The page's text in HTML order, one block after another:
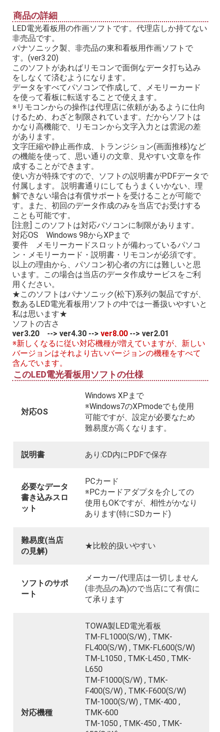
商品の詳細
LED電光看板用の作画ソフトです。代理店しか持てない
非売品です。
パナソニック製、非売品の東和看板用作画ソフトで
す。(ver3.20)
このソフトがあればリモコンで面倒なデータ打ち込み
をしなくて済むようになります。
データをすべてパソコンで作成して、メモリーカード
を使って看板に転送することで使えます。
※リモコンからの操作は代理店に依頼があるように仕向
けるため、わざと制限されています。だからソフトは
かなり高機能で、リモコンから文字入力とは雲泥の差
があります。
文字圧縮や静止画作成、トランジション(画面推移)など
の機能を使って、思い通りの文章、見やすい文章を作
成することができます。
使い方が特殊ですので、ソフトの説明書がPDFデータで
付属します。 説明書通りにしてもうまくいかない、理
解できない場合は有償サポートを受けることが可能で
す。また、初回のデータ作成のみを当店でお受けする
ことも可能です。
[注意] このソフトは対応パソコンに制限があります。
対応OS Windows 98からXPまで
要件 メモリーカードスロットが備わっているパソコ
ン・メモリーカード・説明書・リモコンが必須です。
以上の理由から、パソコン初心者の方には難しいと思
います。この場合は当店のデータ作成サービスをご利
用ください。
★このソフトはパナソニック(松下)系列の製品ですが、
数あるLED電光看板用ソフトの中では一番扱いやすいと
私は思います★
ソフトの古さ
ver3.20 --> ver4.30 --> ver8.00 --> ver2.01
※新しくなるに従い対応機種が増えていますが、新しい
バージョンはそれより古いバージョンの機種をすべて
含んでいます。
このLED電光看板用ソフトの仕様
対応OS
Windows XPまで
※Windows7のXPmodeでも使用
可能ですが、設定が必要なため
難易度が高くなります。
説明書 あり:CD内にPDFで保存
必要なデータ
書き込みスロ
ット
PCカード
※PCカードアダプタを介しての
使用もOKですが、相性がかなり
あります(特にSDカード)
難易度(当店
の見解)
★比較的扱いやすい
ソフトのサポ
ート
メーカー/代理店は一切しません
(非売品の為)ので当店にて有償に
て承ります
対応機種
TOWA製LED電光看板
TM-FL1000(S/W) , TMK-
FL400(S/W) , TMK-FL600(S/W)
TM-L1050 , TMK-L450 , TMK-
L650
TM-F1000(S/W) , TMK-
F400(S/W) , TMK-F600(S/W)
TM-1000(S/W) , TMK-400 ,
TMK-600
TM-1050 , TMK-450 , TMK-